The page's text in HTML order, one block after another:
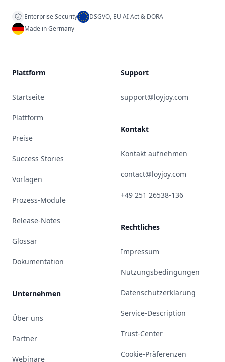
Enterprise Security
DSGVO, EU AI Act & DORA
Made in Germany
Plattform
Startseite
Plattform
Preise
Success Stories
Vorlagen
Prozess-Module
Release-Notes
Glossar
Dokumentation
Unternehmen
Über uns
Partner
Webinare
Support
support@loyjoy.com
Kontakt
Kontakt aufnehmen
contact@loyjoy.com
+49 251 26538-136
Rechtliches
Impressum
Nutzungsbedingungen
Datenschutzerklärung
Service-Description
Trust-Center
Cookie-Präferenzen